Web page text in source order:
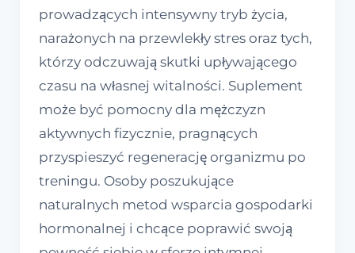
prowadzących intensywny tryb życia,
narażonych na przewlekły stres oraz tych,
którzy odczuwają skutki upływającego
czasu na własnej witalności. Suplement
może być pomocny dla mężczyzn
aktywnych fizycznie, pragnących
przyspieszyć regenerację organizmu po
treningu. Osoby poszukujące
naturalnych metod wsparcia gospodarki
hormonalnej i chcące poprawić swoją